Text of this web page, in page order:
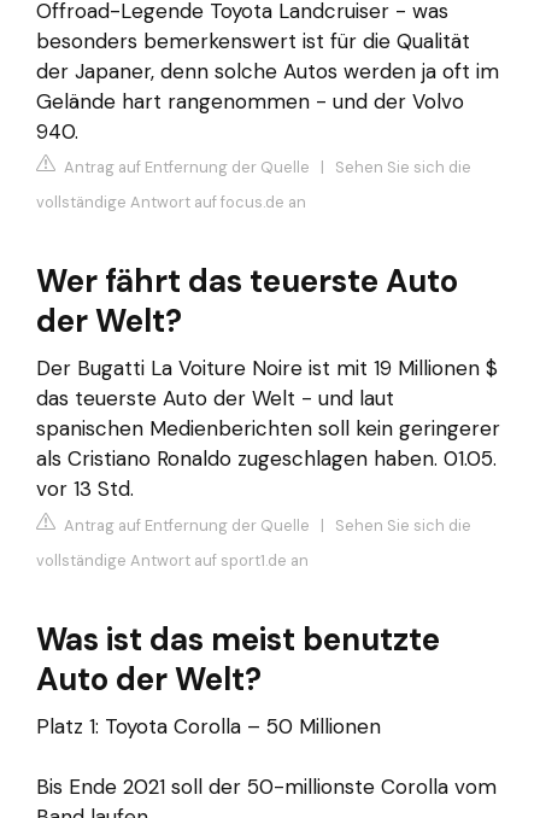
Offroad-Legende Toyota Landcruiser - was
besonders bemerkenswert ist für die Qualität
der Japaner, denn solche Autos werden ja oft im
Gelände hart rangenommen - und der Volvo
940.
Antrag auf Entfernung der Quelle | Sehen Sie sich die
vollständige Antwort auf focus.de an
Wer fährt das teuerste Auto
der Welt?
Der Bugatti La Voiture Noire ist mit 19 Millionen $
das teuerste Auto der Welt - und laut
spanischen Medienberichten soll kein geringerer
als Cristiano Ronaldo zugeschlagen haben. 01.05.
vor 13 Std.
Antrag auf Entfernung der Quelle | Sehen Sie sich die
vollständige Antwort auf sport1.de an
Was ist das meist benutzte
Auto der Welt?
Platz 1: Toyota Corolla – 50 Millionen
Bis Ende 2021 soll der 50-millionste Corolla vom